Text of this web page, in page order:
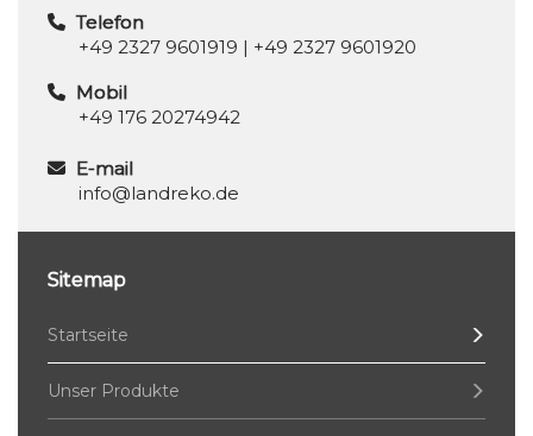
Telefon
+49 2327 9601919 | +49 2327 9601920
Mobil
+49 176 20274942
E-mail
info@landreko.de
Sitemap
Startseite
Unser Produkte